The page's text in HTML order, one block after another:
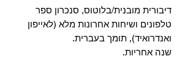
‏דיבורית מובנית/בלוטוס, ‏סנכרון ספר
טלפונים ושיחות אחרונות מלא (לאייפון
ואנדרואיד), תומך בעברית.
שנה אחריות.